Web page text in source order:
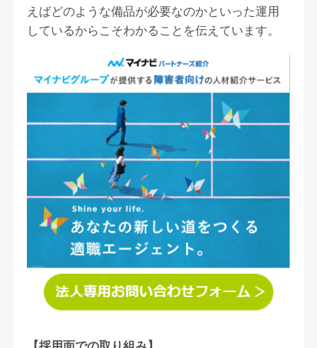
えばどのような備品が必要なのかといった運用
しているからこそわかることを伝えています。